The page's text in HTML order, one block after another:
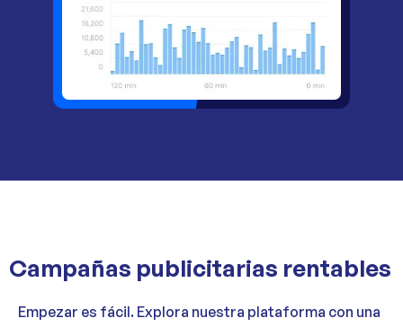
Campañas publicitarias rentables
Empezar es fácil. Explora nuestra plataforma con una